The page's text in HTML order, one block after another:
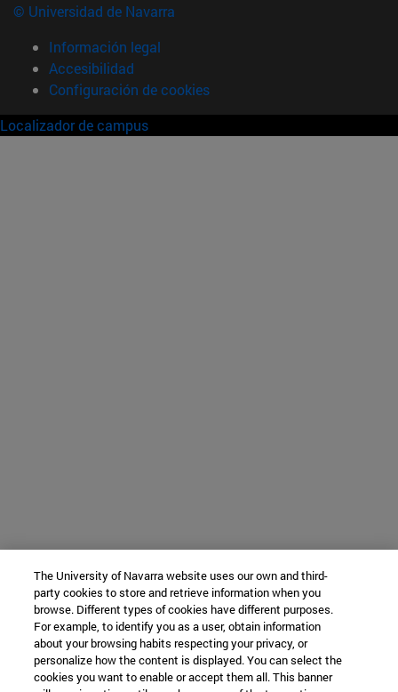
© Universidad de Navarra
Información legal
Accesibilidad
Configuración de cookies
Localizador de campus
The University of Navarra website uses our own and third-
party cookies to store and retrieve information when you
browse. Different types of cookies have different purposes.
For example, to identify you as a user, obtain information
about your browsing habits respecting your privacy, or
personalize how the content is displayed. You can select the
cookies you want to enable or accept them all. This banner